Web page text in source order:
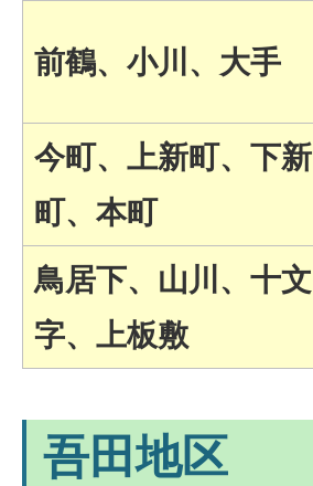
前鶴、小川、大手
今町、上新町、下新
町、本町
鳥居下、山川、十文
字、上板敷
吾田地区